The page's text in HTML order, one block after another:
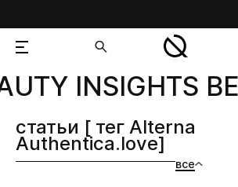
добавлен в корзину
INSIGHTS
все
статьи [ тег Alterna
Authentica.love]